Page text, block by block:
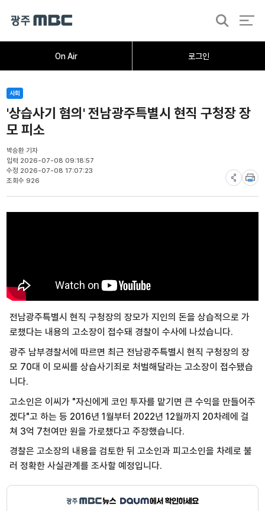
On Air 로그인
검
오늘의뉴스뉴스데스크 취재가시작되자
사회
'상습사기 혐의' 전남광주특별시 현직 구청장 장
모 피소
박승환 기자
입력 2026-07-08 09:18:57
수정 2026-07-08 17:07:23
조회수 926
전남광주특별시 현직 구청장의 장모가 지인의 돈을 상습적으로 가
로챘다는 내용의 고소장이 접수돼 경찰이 수사에 나섰습니다.
광주 남부경찰서에 따르면 최근 전남광주특별시 현직 구청장의 장
모 70대 이 모씨를 상습사기죄로 처벌해달라는 고소장이 접수됐습
니다.
고소인은 이씨가 "자신에게 코인 투자를 맡기면 큰 수익을 만들어주
겠다"고 하는 등 2016년 1월부터 2022년 12월까지 20차례에 걸
쳐 3억 7천여만 원을 가로챘다고 주장했습니다.
경찰은 고소장의 내용을 검토한 뒤 고소인과 피고소인을 차례로 불
러 정확한 사실관계를 조사할 예정입니다.